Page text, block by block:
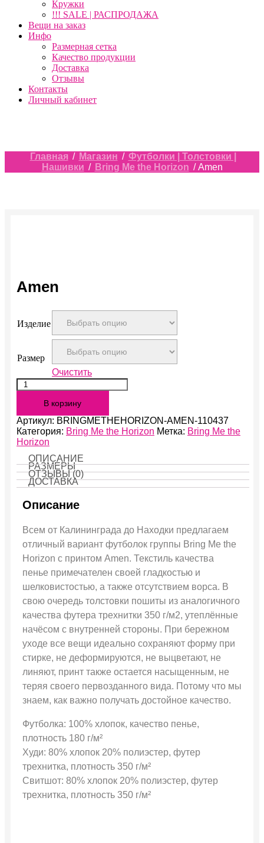
Кружки
!!! SALE | РАСПРОДАЖА
Вещи на заказ
Инфо
Размерная сетка
Качество продукции
Доставка
Отзывы
Контакты
Личный кабинет
Главная / Магазин / Футболки | Толстовки |
Нашивки / Bring Me the Horizon / Amen
Amen
Изделие
Размер
Очистить
Количество
Amen
В корзину
Артикул: BRINGMETHEHORIZON-AMEN-110437
Категория: Bring Me the Horizon Метка: Bring Me the
Horizon
ОПИСАНИЕ
РАЗМЕРЫ
ОТЗЫВЫ (0)
ДОСТАВКА
Описание
Всем от Калининграда до Находки предлагаем
отличный вариант футболок группы Bring Me the
Horizon с принтом Amen. Текстиль качества
пенье примечателен своей гладкостью и
шелковистостью, а также отсутствием ворса. В
свою очередь толстовки пошиты из аналогичного
качества футера трехнитки 350 г/м2, утеплённые
начёсом с внутренней стороны. При бережном
уходе все вещи идеально сохраняют форму при
стирке, не деформируются, не выцветают, не
линяют, принт также остается насыщенным, не
теряя своего первозданного вида. Потому что мы
знаем, как важно получать достойное качество.
Футболка: 100% хлопок, качество пенье,
плотность 180 г/м²
Худи: 80% хлопок 20% полиэстер, футер
трехнитка, плотность 350 г/м²
Свитшот: 80% хлопок 20% полиэстер, футер
трехнитка, плотность 350 г/м²